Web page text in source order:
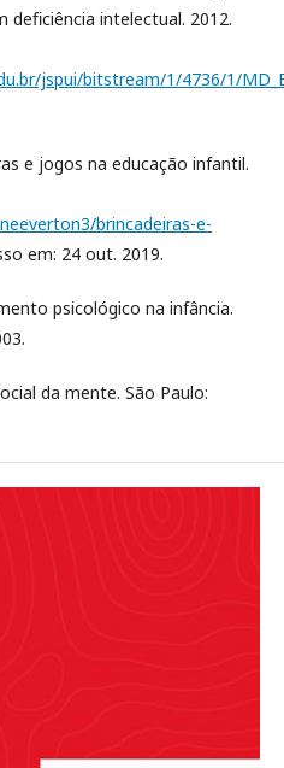
deﬁciência intelectual. 2012.
jspui/bitstream/1/4736/1/
e jogos na educação infantil.
brincadeiras-e-
em: 24 out. 2019.
psicológico na infância.
da mente. São Paulo: